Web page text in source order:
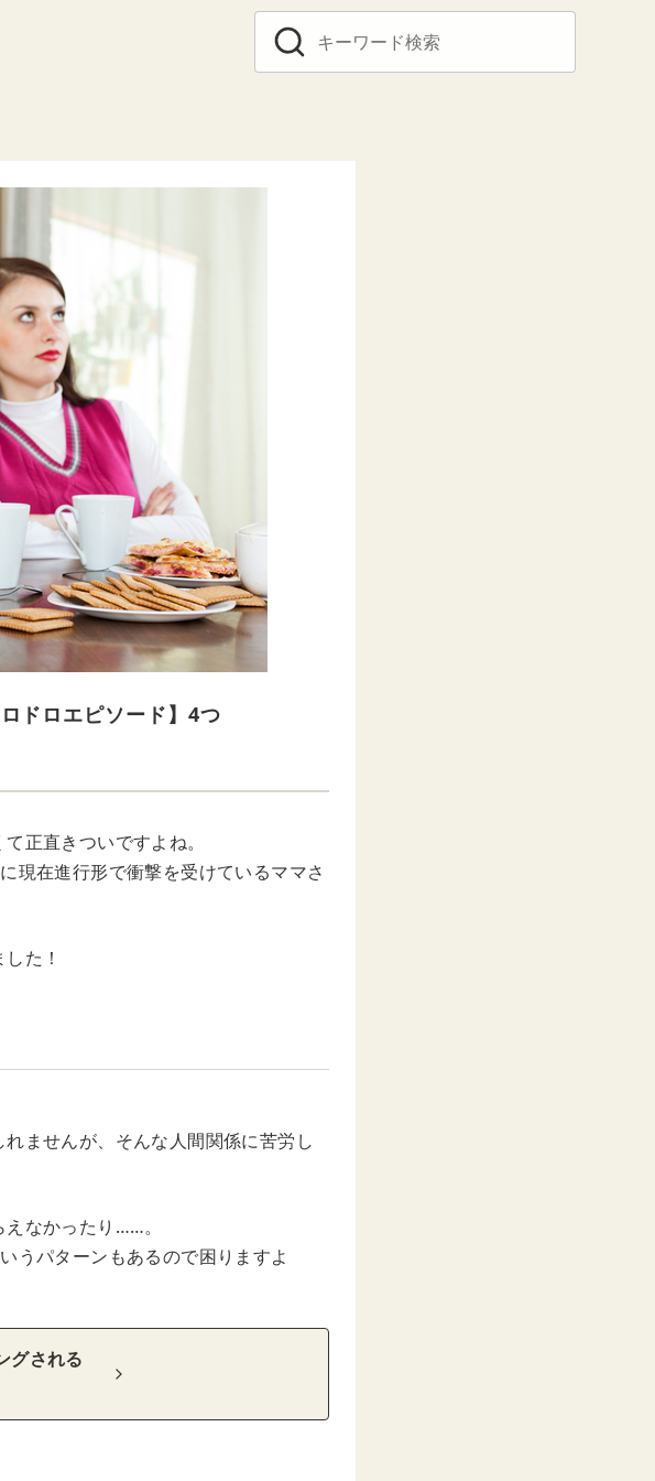
ドロエピソード】4つ
正直きついですよね。
現在進行形で衝撃を受けているママさ
た！
ませんが、そんな人間関係に苦労し
なかったり……。
うパターンもあるので困りますよ
グされる